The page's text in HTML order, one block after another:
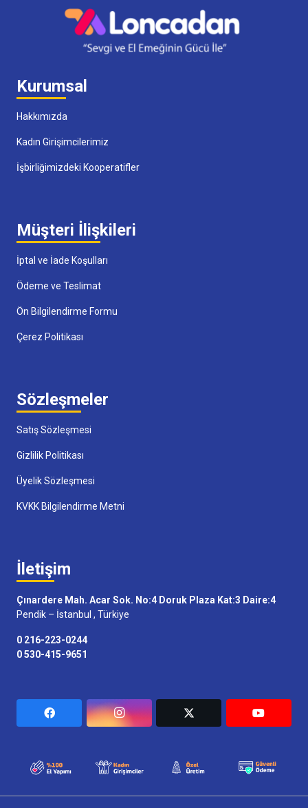
Kurumsal
Hakkımızda
Kadın Girişimcilerimiz
İşbirliğimizdeki Kooperatifler
Müşteri İlişkileri
İptal ve İade Koşulları
Ödeme ve Teslimat
Ön Bilgilendirme Formu
Çerez Politikası
Sözleşmeler
Satış Sözleşmesi
Gizlilik Politikası
Üyelik Sözleşmesi
KVKK Bilgilendirme Metni
İletişim
Çınardere Mah. Acar Sok. No:4 Doruk Plaza Kat:3 Daire:4
Pendik – İstanbul , Türkiye
0 216-223-0244
0 530-415-9651